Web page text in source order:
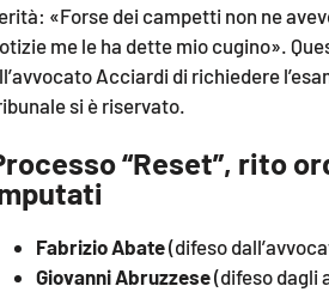
«Forse dei campetti non ne
me le ha dette mio cugino».
Acciardi di richiedere
si è riservato.
“Reset”, rito
Fabrizio Abate(difeso
Giovanni Abruzzese(difeso dagli